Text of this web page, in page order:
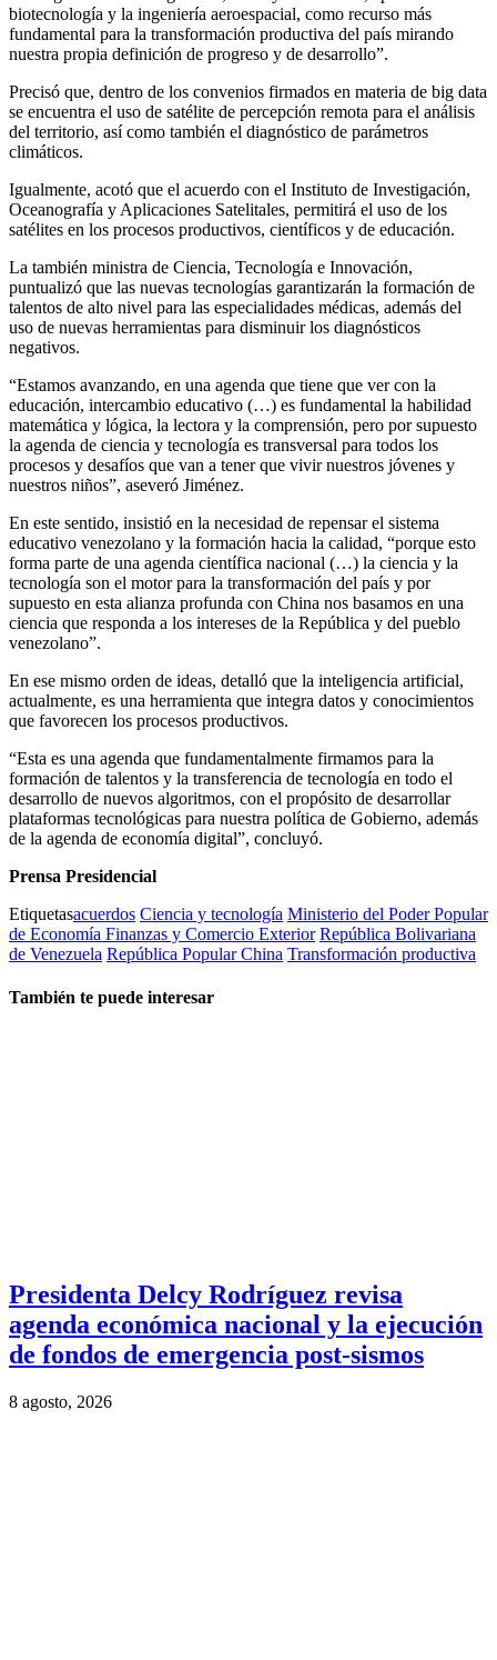
biotecnología y la ingeniería aeroespacial, como recurso más
fundamental para la transformación productiva del país mirando
nuestra propia definición de progreso y de desarrollo”.
Precisó que, dentro de los convenios firmados en materia de big data
se encuentra el uso de satélite de percepción remota para el análisis
del territorio, así como también el diagnóstico de parámetros
climáticos.
Igualmente, acotó que el acuerdo con el Instituto de Investigación,
Oceanografía y Aplicaciones Satelitales, permitirá el uso de los
satélites en los procesos productivos, científicos y de educación.
La también ministra de Ciencia, Tecnología e Innovación,
puntualizó que las nuevas tecnologías garantizarán la formación de
talentos de alto nivel para las especialidades médicas, además del
uso de nuevas herramientas para disminuir los diagnósticos
negativos.
“Estamos avanzando, en una agenda que tiene que ver con la
educación, intercambio educativo (…) es fundamental la habilidad
matemática y lógica, la lectora y la comprensión, pero por supuesto
la agenda de ciencia y tecnología es transversal para todos los
procesos y desafíos que van a tener que vivir nuestros jóvenes y
nuestros niños”, aseveró Jiménez.
En este sentido, insistió en la necesidad de repensar el sistema
educativo venezolano y la formación hacia la calidad, “porque esto
forma parte de una agenda científica nacional (…) la ciencia y la
tecnología son el motor para la transformación del país y por
supuesto en esta alianza profunda con China nos basamos en una
ciencia que responda a los intereses de la República y del pueblo
venezolano”.
En ese mismo orden de ideas, detalló que la inteligencia artificial,
actualmente, es una herramienta que integra datos y conocimientos
que favorecen los procesos productivos.
“Esta es una agenda que fundamentalmente firmamos para la
formación de talentos y la transferencia de tecnología en todo el
desarrollo de nuevos algoritmos, con el propósito de desarrollar
plataformas tecnológicas para nuestra política de Gobierno, además
de la agenda de economía digital”, concluyó.
Prensa Presidencial
Etiquetasacuerdos Ciencia y tecnología Ministerio del Poder Popular
de Economía Finanzas y Comercio Exterior República Bolivariana
de Venezuela República Popular China Transformación productiva
También te puede interesar
Presidenta Delcy Rodríguez revisa
agenda económica nacional y la ejecución
de fondos de emergencia post-sismos
8 agosto, 2026